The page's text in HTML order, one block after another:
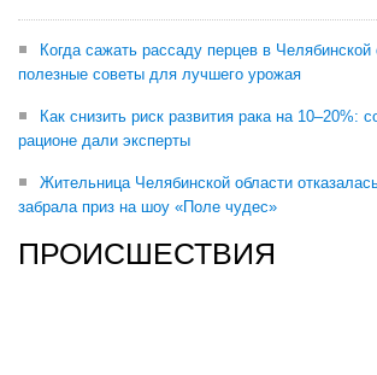
Когда сажать рассаду перцев в Челябинской
полезные советы для лучшего урожая
Как снизить риск развития рака на 10–20%:
рационе дали эксперты
Жительница Челябинской области
забрала приз на шоу «Поле чудес»
ПРОИСШЕСТВИЯ